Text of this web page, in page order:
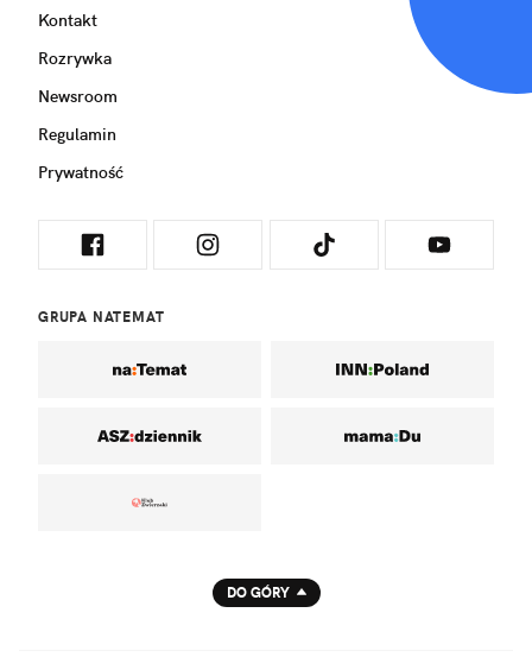
Kontakt
Rozrywka
Newsroom
Regulamin
Prywatność
GRUPA NATEMAT
DO GÓRY